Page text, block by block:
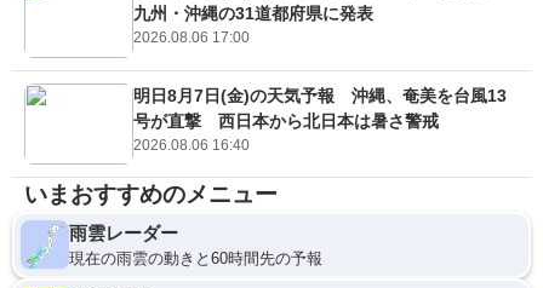
九州・沖縄の31道都府県に発表
2026.08.06 17:00
明日8月7日(金)の天気予報 沖縄、奄美を台風13
号が直撃 西日本から北日本は暑さ警戒
2026.08.06 16:40
いまおすすめのメニュー
雨雲レーダー
現在の雨雲の動きと60時間先の予報